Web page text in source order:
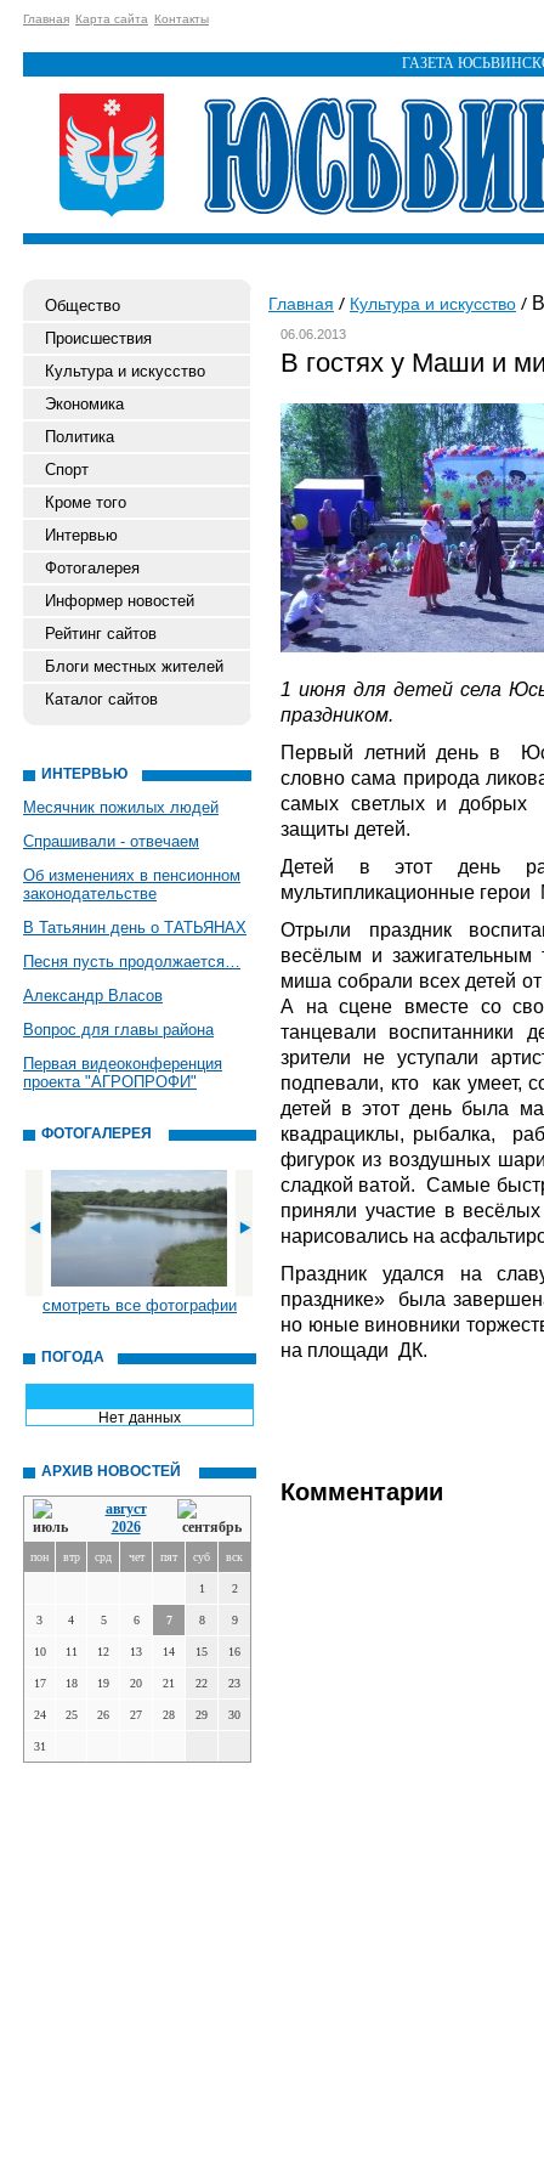
Главная Карта сайта Контакты
ГАЗЕТА
Общество
Происшествия
Культура и искусство
Экономика
Политика
Спорт
Кроме того
Интервью
Фотогалерея
Информер новостей
Рейтинг сайтов
Блоги местных жителей
Каталог сайтов
ИНТЕРВЬЮ
Месячник пожилых людей
Спрашивали - отвечаем
Об изменениях в пенсионном
законодательстве
В Татьянин день о ТАТЬЯНАХ
Песня пусть продолжается…
Александр Власов
Вопрос для главы района
Первая видеоконференция
проекта "АГРОПРОФИ"
ФОТОГАЛЕРЕЯ
смотреть все фотографии
ПОГОДА
Нет данных
АРХИВ НОВОСТЕЙ
август
2026
пон втр срд чет пят суб вск
1 2
3 4 5 6 7 8 9
10 11 12 13 14 15 16
17 18 19 20 21 22 23
24 25 26 27 28 29 30
31
Главная Культура и искусство
06.06.2013
В гостях у Маши и
1 июня для детей села
праздником.
Первый летний день в
словно сама природа
самых светлых и добрых
защиты детей.
Детей в этот день
мультипликационные
Отрыли праздник
весёлым и
миша собрали всех детей
А на сцене вместе со
танцевали
зрители не уступали
подпевали, кто как умеет,
детей в этот день была
квадрациклы, рыбалка,
фигурок из воздушных
сладкой ватой. Самые
приняли участие в
нарисовались на
Праздник удался на
празднике» была
но юные виновники
на площади ДК.
Комментарии